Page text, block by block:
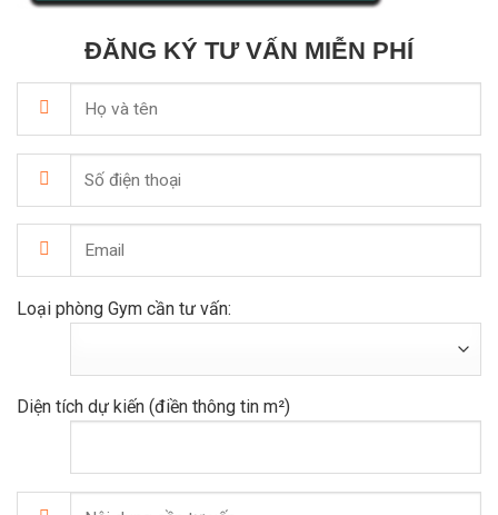
ĐĂNG KÝ TƯ VẤN MIỄN PHÍ
Loại phòng Gym cần tư vấn:
Diện tích dự kiến (điền thông tin m²)